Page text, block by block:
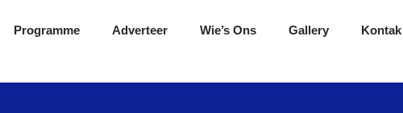
Programme Adverteer Wie’s Ons Gallery